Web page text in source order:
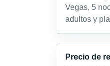
Vegas, 5
adultos y
Precio de